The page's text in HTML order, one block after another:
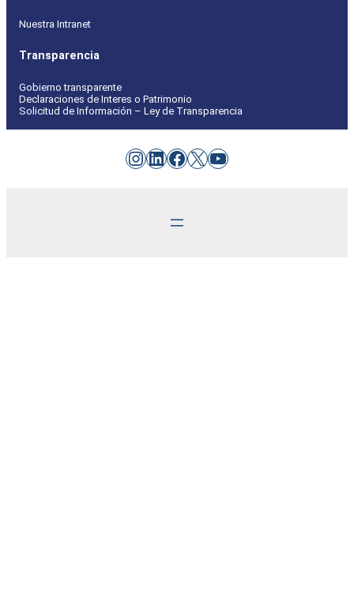
Nuestra Intranet
Transparencia
Gobierno transparente
Declaraciones de Interes o Patrimonio
Solicitud de Información – Ley de Transparencia
Instagram
LinkedIn
Facebook
X YouTube